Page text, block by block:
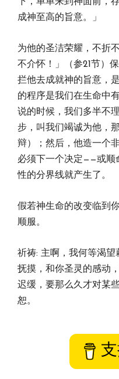
成神至高的旨意。」
为他的圣洁荣耀，不折
不介怀！」（参21节）
拦他去成就神的旨意，
的程序是我们在生命中
说的时候，我们多半不
步，叫我们竭诚为他，
辩）；然后，他造一个
必须下一个决定——或顺
性的分界线就产生了。
假若神生命的改变临到
顺服。
祈祷: 主啊，我何等渴
抚摸，和你圣灵的感动
迟缓，要那么久才对某
恕。